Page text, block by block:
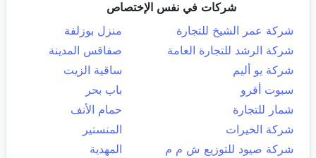
شركات في نفس الإختصاص
شركة عمر الشيخ للتجارة
منزل بوزلفة
شركة الرشد للتجارة العامة
صفاقس المدينة
شركة يو أليم
ساقية الزيت
سبوت أقرو
باب بحر
شمار للتجارة
حمام الأنف
شركة الخيرات
المنستير
شركة صيود للتوزيع ش م م
المهدية